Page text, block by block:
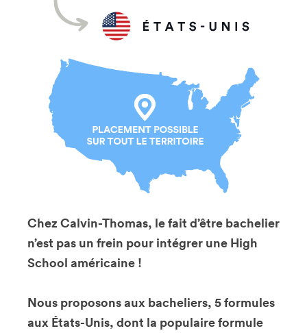
Chez Calvin-Thomas, le fait d’être bachelier
n’est pas un frein pour intégrer une High
School américaine !
Nous proposons aux bacheliers, 5 formules
aux États-Unis, dont la populaire formule